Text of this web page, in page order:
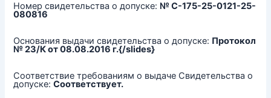
Номер свидетельства о допуске: № С-175-25-0121-25-
080816
Основания выдачи свидетельства о допуске: Протокол
№ 23/К от 08.08.2016 г.{/slides}
Соответствие требованиям о выдаче Свидетельства о
допуске:Соответствует.